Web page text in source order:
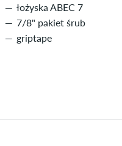
łożyska ABEC 7
7/8" pakiet śrub
griptape